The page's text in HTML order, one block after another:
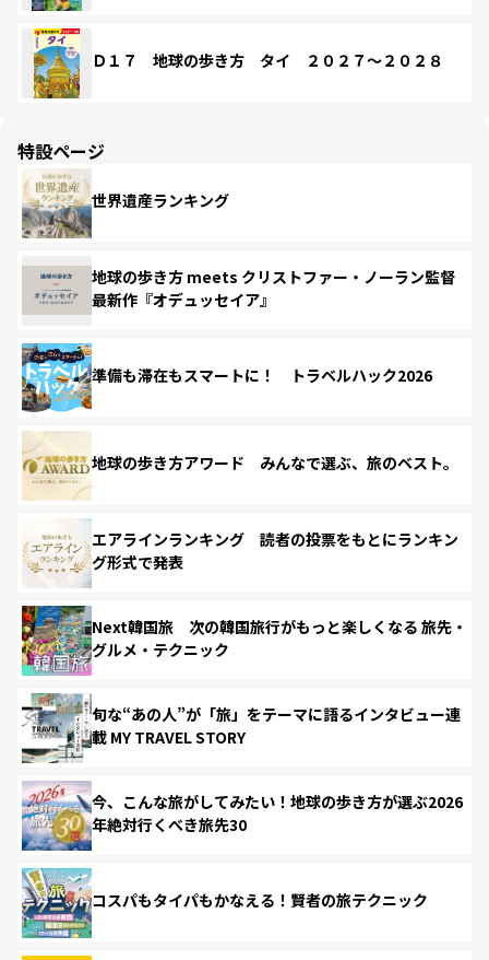
Ｄ１７ 地球の歩き方 タイ ２０２７～２０２８
特設ページ
世界遺産ランキング
地球の歩き方 meets クリストファー・ノーラン監督
最新作『オデュッセイア』
準備も滞在もスマートに！ トラベルハック2026
地球の歩き方アワード みんなで選ぶ、旅のベスト。
エアラインランキング 読者の投票をもとにランキン
グ形式で発表
Next韓国旅 次の韓国旅行がもっと楽しくなる 旅先・
グルメ・テクニック
旬な“あの人”が「旅」をテーマに語るインタビュー連
載 MY TRAVEL STORY
今、こんな旅がしてみたい！地球の歩き方が選ぶ2026
年絶対行くべき旅先30
コスパもタイパもかなえる！賢者の旅テクニック